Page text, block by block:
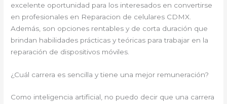
excelente oportunidad para los interesados en convertirse
en profesionales en Reparacion de celulares CDMX.
Además, son opciones rentables y de corta duración que
brindan habilidades prácticas y teóricas para trabajar en la
reparación de dispositivos móviles.
¿Cuál carrera es sencilla y tiene una mejor remuneración?
Como inteligencia artificial, no puedo decir que una carrera